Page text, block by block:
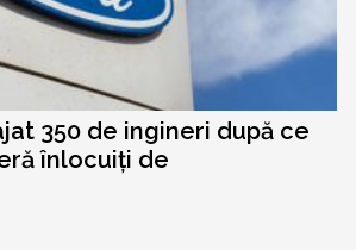
350 de ingineri după ce
înlocuiți de